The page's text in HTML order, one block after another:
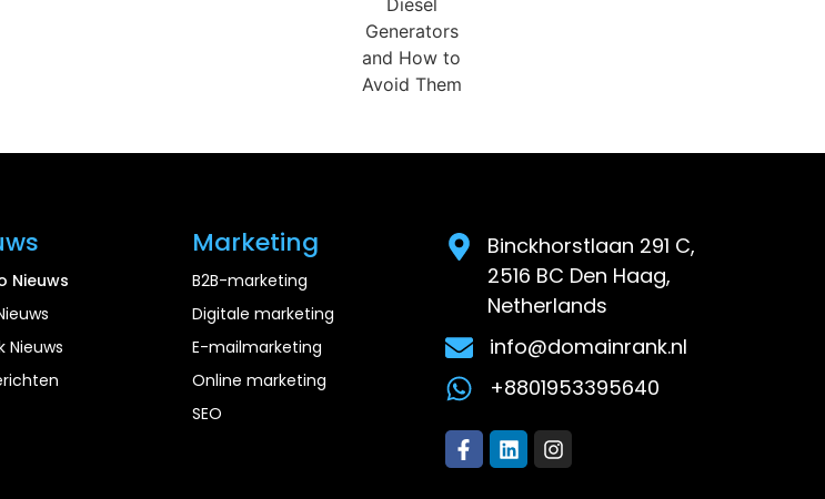
Nieuws
Nieuws
Marketing
B2B-marketing
Digitale marketing
E-mailmarketing
Online marketing
SEO
Binckhorstlaan 291 C,
2516 BC Den Haag,
Netherlands
info@domainrank.nl
+8801953395640